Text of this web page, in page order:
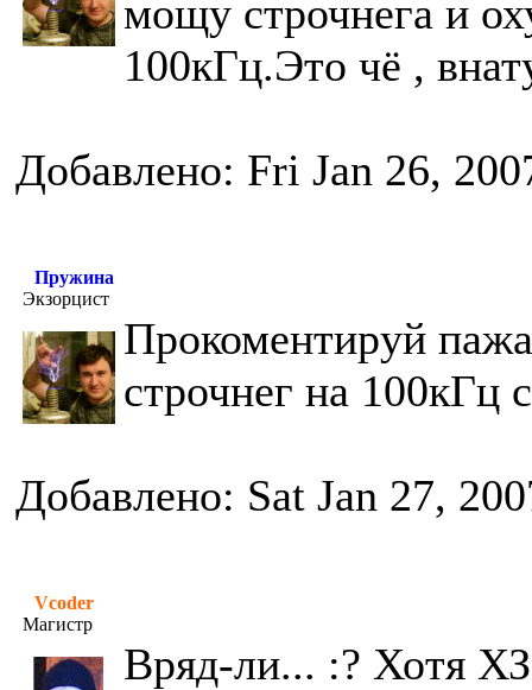
мощу строчнега и
100кГц.Это чё ,
Добавлено: Fri Jan 26,
Пружина
Экзорцист
Прокоментируй
строчнег на 100кГц
Добавлено: Sat Jan 27,
Vcoder
Магистр
Вряд-ли... :? Хотя